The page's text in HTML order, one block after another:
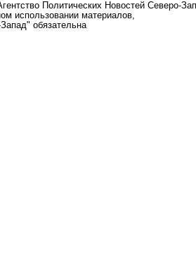
Политических Новостей Северо-
использовании материалов,
обязательна